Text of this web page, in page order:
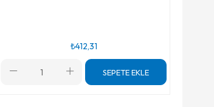
₺412,31
SEPETE EKLE